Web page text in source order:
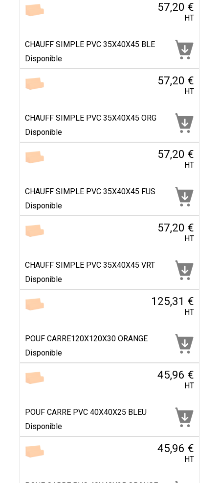
57,20 €
HT
CHAUFF SIMPLE PVC 35X40X45 BLE
Disponible
57,20 €
HT
CHAUFF SIMPLE PVC 35X40X45 ORG
Disponible
57,20 €
HT
CHAUFF SIMPLE PVC 35X40X45 FUS
Disponible
57,20 €
HT
CHAUFF SIMPLE PVC 35X40X45 VRT
Disponible
125,31 €
HT
POUF CARRE120X120X30 ORANGE
Disponible
45,96 €
HT
POUF CARRE PVC 40X40X25 BLEU
Disponible
45,96 €
HT